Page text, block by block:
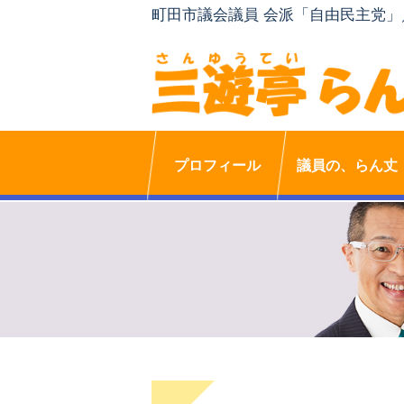
町田市議会議員 会派「自由民主党
プロフィール 議員の、らん丈